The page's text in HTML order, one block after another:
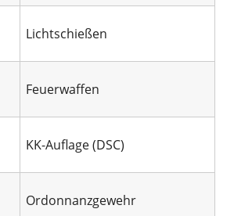
Lichtschießen
Feuerwaffen
KK-Auflage (DSC)
Ordonnanzgewehr